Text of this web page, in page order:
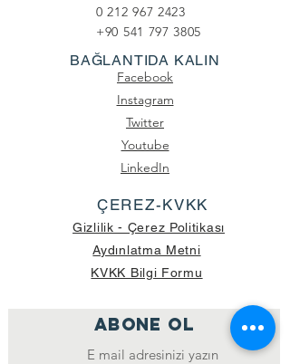
0 212 967 2423
+90 541 797 3805
BAĞLANTIDA KALIN
Facebook
Instagram
Twitter
Youtube
LinkedIn
ÇEREZ-KVKK
Gizlilik - Çerez Politikası
Aydınlatma Metni
KVKK Bilgi Formu
ABONE OL